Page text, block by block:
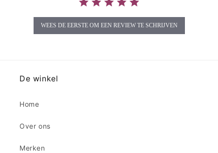
WEES DE EERSTE OM EEN REVIEW TE SCHRIJVEN
De winkel
Home
Over ons
Merken